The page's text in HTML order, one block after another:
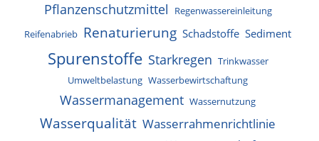
Pflanzenschutzmittel
Regenwassereinleitung
Reifenabrieb Renaturierung Schadstoffe Sediment
Spurenstoffe Starkregen Trinkwasser
Umweltbelastung Wasserbewirtschaftung
Wassermanagement Wassernutzung
Wasserqualität Wasserrahmenrichtlinie